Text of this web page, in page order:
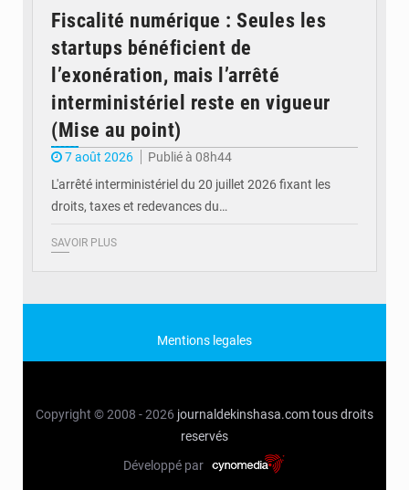
Fiscalité numérique : Seules les
startups bénéficient de
l’exonération, mais l’arrêté
interministériel reste en vigueur
(Mise au point)
7 août 2026
Publié à 08h44
L'arrêté interministériel du 20 juillet 2026 fixant les
droits, taxes et redevances du…
SAVOIR PLUS
Mentions legales
Copyright © 2008 - 2026 journaldekinshasa.comtous droits
reservés
Développé par